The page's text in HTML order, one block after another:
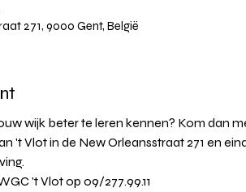
271, 9000 Gent, België
wijk beter te leren kennen? Kom dan
't Vlot in de New Orleansstraat 271 en
't Vlot op 09/277.99.11